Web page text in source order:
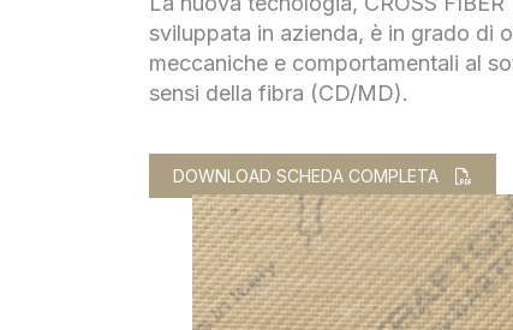
sviluppata in azienda, è in grado di
meccaniche e comportamentali al
sensi della fibra (CD/MD).
DOWNLOAD SCHEDA COMPLETA